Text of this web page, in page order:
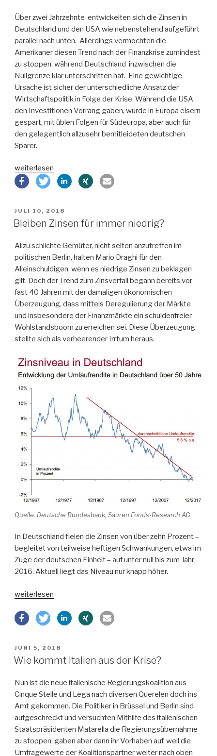
Über zwei Jahrzehnte entwickelten sich die Zinsen in
Deutschland und den USA wie nebenstehend aufgeführt
parallel nach unten. Allerdings vermochten die
Amerikaner diesen Trend nach der Finanzkrise zumindest
zu stoppen, während Deutschland inzwischen die
Nullgrenze klar unterschritten hat. Eine gewichtige
Ursache ist sicher der unterschiedliche Ansatz der
Wirtschaftspolitik in Folge der Krise. Während die USA
den Investitionen Vorrang gaben, wurde in Europa eisern
gespart, mit üblen Folgen für Südeuropa, aber auch für
den gelegentlich allzusehr bemitleideten deutschen
Sparer.
„Wie
kommen
wir
aus
Negativzinsen?“
weiterlesen
VERÖFFENTLICHT
AM
JULI 10, 2018
Bleiben Zinsen für immer niedrig?
Allzu schlichte Gemüter, nicht selten anzutreffen im
politischen Berlin, halten Mario Draghi für den
Alleinschuldigen, wenn es niedrige Zinsen zu beklagen
gilt. Doch der Trend zum Zinsverfall begann bereits vor
fast 40 Jahren mit der damaligen ökonomischen
Überzeugung, dass mittels Deregulierung der Märkte
und insbesondere der Finanzmärkte ein schuldenfreier
Wohlstandsboom zu erreichen sei. Diese Überzeugung
stellte sich als verheerender Irrtum heraus.
Quelle: Deutsche Bundesbank, Sauren Fonds-Research AG
In Deutschland fielen die Zinsen von über zehn Prozent –
begleitet von teilweise heftigen Schwankungen, etwa im
Zuge der deutschen Einheit – auf unter null bis zum Jahr
2016. Aktuell liegt das Niveau nur knapp höher.
„Bleiben
für
weiterlesen
VERÖFFENTLICHT
AM
JUNI 5, 2018
Wie kommt Italien aus der Krise?
Nun ist die neue italienische Regierungskoalition aus
Cinque Stelle und Lega nach diversen Querelen doch ins
Amt gekommen. Die Politiker in Brüssel und Berlin sind
aufgeschreckt und versuchten Mithilfe des italienischen
Staatspräsidenten Matarella die Regierungsübernahme
zu stoppen, gaben aber dann ihr Vorhaben auf, weil die
Umfragewerte der Koalitionspartner weiter nach oben